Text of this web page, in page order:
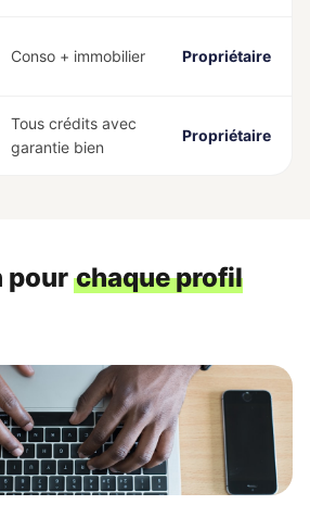
Conso + immobilier Propriétaire
Tous crédits avec
garantie bien
Propriétaire
pour chaque profil